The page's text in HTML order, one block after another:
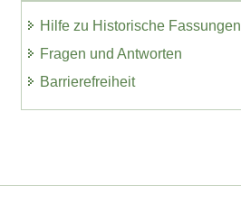
Hilfe zu Historische Fassungen
Fragen und Antworten
Barrierefreiheit